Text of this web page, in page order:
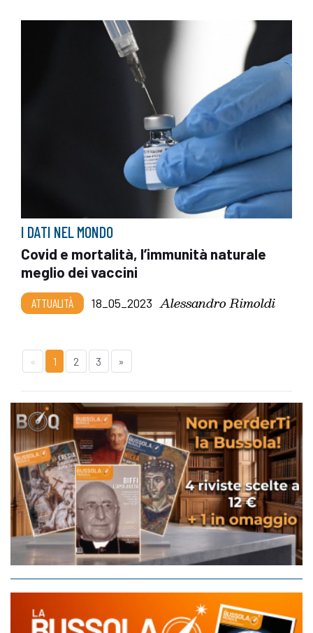
I DATI NEL MONDO
Covid e mortalità, l’immunità naturale
meglio dei vaccini
ATTUALITÀ 18_05_2023 Alessandro Rimoldi
« 1 2 3 »